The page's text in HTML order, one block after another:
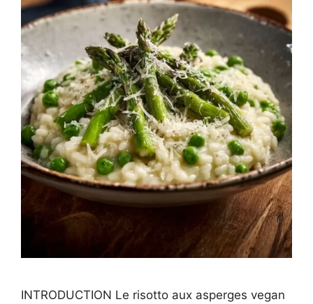
INTRODUCTION Le risotto aux asperges vegan